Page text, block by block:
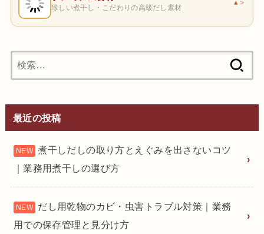
珍しい煮干し・こだわりの高級だし素材
＞
索:
最近の投稿
煮干しだしの取り方とえぐみを出さないコツ
｜業務用煮干しの選び方
だし用乾物のカビ・虫害トラブル対策｜業務
用での保存管理と見分け方